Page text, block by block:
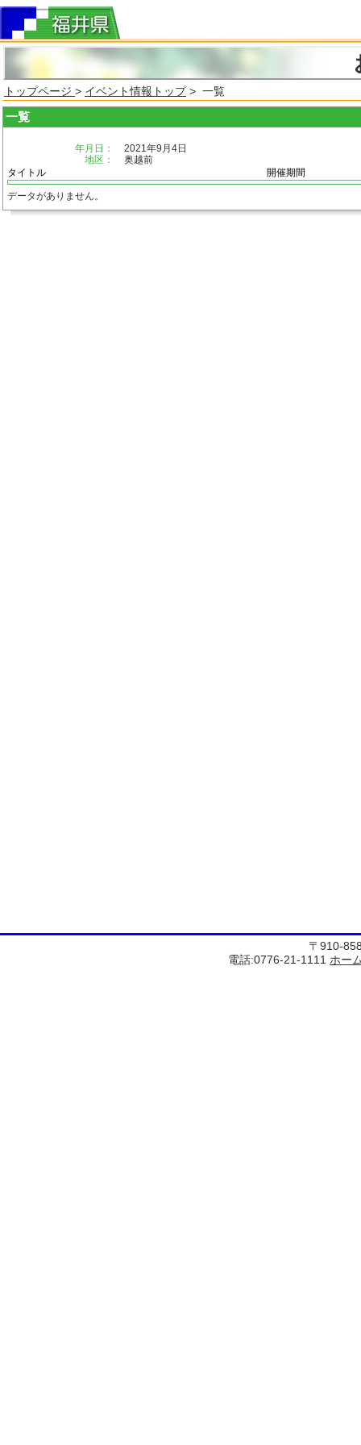
トップページ > イベント情報トップ> 一覧
一覧
年月日：
2021年9月4日
地区：
奥越前
タイトル
開催期間
データがありません。
〒910-
電話:0776-21-1111 ホー